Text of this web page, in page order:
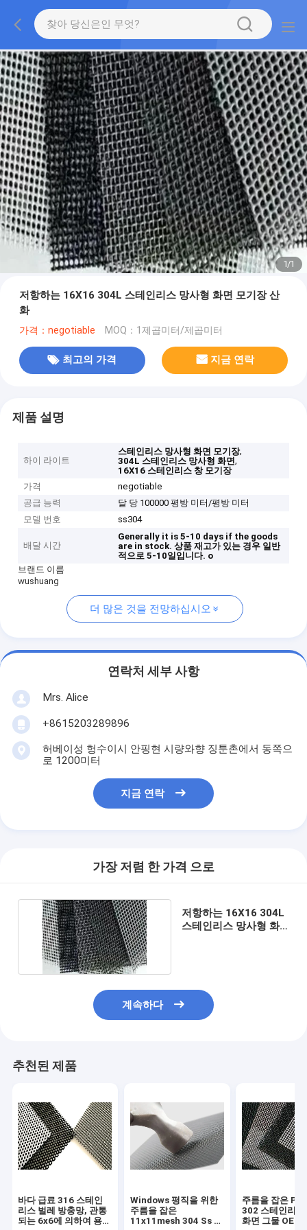
1/1
저항하는 16X16 304L 스테인리스 망사형 화면 모기장 산
화
가격：negotiable MOQ：1제곱미터/제곱미터
최고의 가격 지금 연락
제품 설명
하이 라이트
스테인리스 망사형 화면 모기장,
304L 스테인리스 망사형 화면,
16X16 스테인리스 창 모기장
가격
negotiable
공급 능력
달 당 100000 평방 미터/평방 미터
모델 번호
ss304
배달 시간
Generally it is 5-10 days if the goods
are in stock. 상품 재고가 있는 경우 일반
적으로 5-10일입니다. o
브랜드 이름
wushuang
더 많은 것을 전망하십시오
연락처 세부 사항
Mrs. Alice
+8615203289896
허베이성 헝수이시 안핑현 시량와향 징툰촌에서 동쪽으
로 1200미터
지금 연락
가장 저렴 한 가격 으로
저항하는 16X16 304L
스테인리스 망사형 화
계속하다
추천된 제품
바다 급료 316 스테인
리스 벌레 방충망, 관통
되는 6x6에 의하여 용접
Windows 평직을 위한
주름을 잡은
11x11mesh 304 Ss 모
주름을 잡은
302 스테인리스
화면 그물 OEM